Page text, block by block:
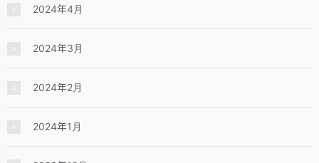
2024年4月
2024年3月
2024年2月
2024年1月